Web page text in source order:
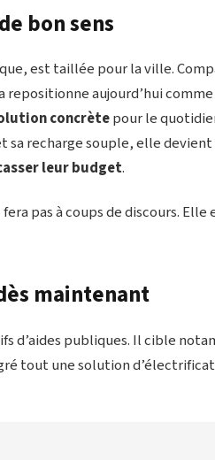
bon sens
est taillée pour la ville.
repositionne aujourd’hui
concrètepour le
recharge souple, elle
leur budget.
pas à coups de discours. Elle
maintenant
d’aides publiques. Il cible
tout une solution